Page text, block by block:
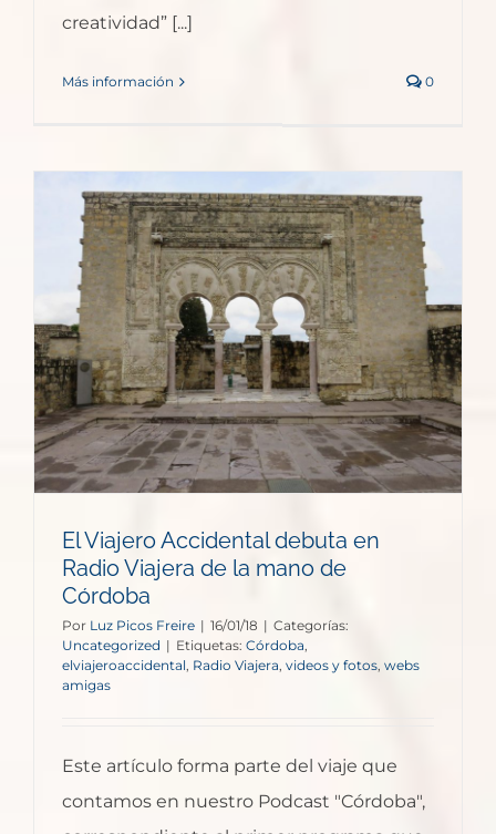
creatividad” [...]
Más información 0
El Viajero Accidental debuta en
Radio Viajera de la mano de
Córdoba
Por Luz Picos Freire | 16/01/18 | Categorías:
Uncategorized | Etiquetas: Córdoba
elviajeroaccidental Radio Viajera videos y fotos webs
amigas
Este artículo forma parte del viaje que
contamos en nuestro Podcast "Córdoba",